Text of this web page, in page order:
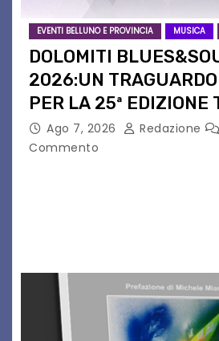
EVENTI BELLUNO E PROVINCIA MUSICA
DOLOMITI
2026:UN TRAGUARDO
PER LA 25ª EDIZIONE
PATRIMONIO UNESCO
Ago 7, 2026 Redazione
Commento